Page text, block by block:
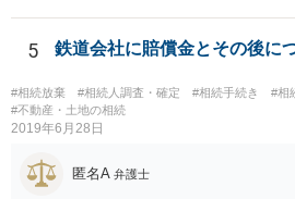
したら、早急に家裁に行って相続放棄の
書類を提出されることをおすすめいたし
にあたっては、法テラスの無料相談等を利
とも十分考えられるかと存じます。また、
を拝見するかぎり、再婚相手のかたは既に
5 鉄道会社に賠償金とその後に
#相続放棄 #相続人調査・確定 #相続手続き #相
#不動産・土地の相続
2019年6月28日
匿名A 弁護士